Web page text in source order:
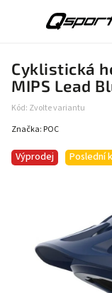
Cyklistická
MIPS Lead
Kód: Zvolte variantu
Výprodej Poslední
Značka: POC